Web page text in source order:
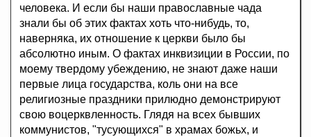
человека. И если бы наши православные чада
знали бы об этих фактах хоть что-нибудь, то,
наверняка, их отношение к церкви было бы
абсолютно иным. О фактах инквизиции в России, по
моему твердому убеждению, не знают даже наши
первые лица государства, коль они на все
религиозные праздники прилюдно демонстрируют
свою воцерквленность. Глядя на всех бывших
коммунистов, "тусующихся" в храмах божьх, и